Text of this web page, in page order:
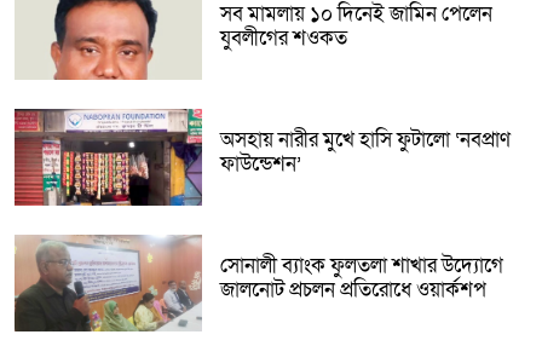
সব মামলায় ১০ দিনেই জামিন পেলেন
যুবলীগের শওকত
অসহায় নারীর মুখে হাসি ফুটালো ‘নবপ্রাণ
ফাউন্ডেশন’
সোনালী ব্যাংক ফুলতলা শাখার উদ্যোগে
জালনোট প্রচলন প্রতিরোধে ওয়ার্কশপ